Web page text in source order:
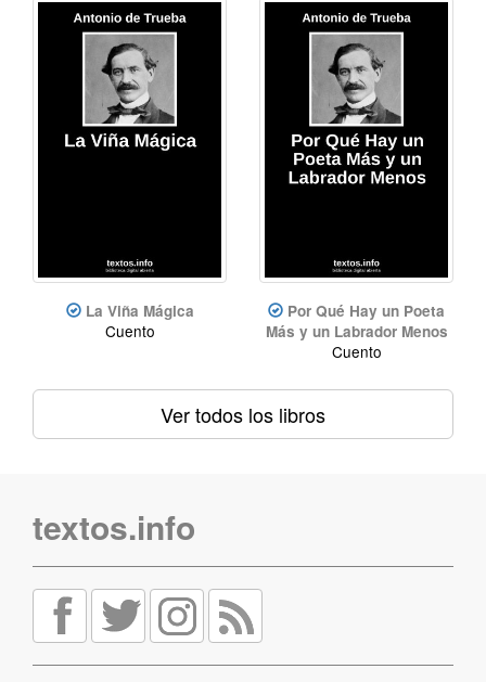
La Viña Mágica
Cuento
Por Qué Hay un Poeta
Más y un Labrador Menos
Cuento
Ver todos los libros
textos.info